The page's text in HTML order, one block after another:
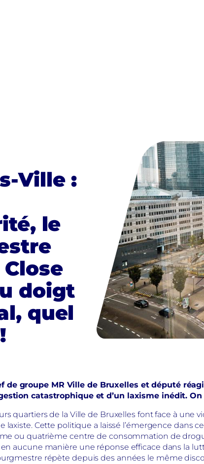
Ville :
le
doigt
quel
de groupe MR Ville de Bruxelles et député
catastrophique et d’un laxisme inédit.
quartiers de la Ville de Bruxelles font face à une
Cette politique a laissé l’émergence dans
ou quatrième centre de consommation de
aucune manière une réponse efficace dans la
répète depuis des années le même